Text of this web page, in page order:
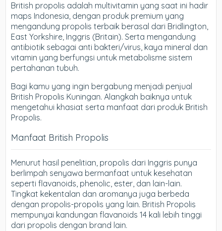
British propolis adalah multivitamin yang saat ini hadir
maps Indonesia, dengan produk premium yang
mengandung propolis terbaik berasal dari Bridlington,
East Yorkshire, Inggris (Britain). Serta mengandung
antibiotik sebagai anti bakteri/virus, kaya mineral dan
vitamin yang berfungsi untuk metabolisme sistem
pertahanan tubuh.
Bagi kamu yang ingin bergabung menjadi penjual
British Propolis Kuningan. Alangkah baiknya untuk
mengetahui khasiat serta manfaat dari produk British
Propolis.
Manfaat British Propolis
Menurut hasil penelitian, propolis dari Inggris punya
berlimpah senyawa bermanfaat untuk kesehatan
seperti flavanoids, phenolic, ester, dan lain-lain.
Tingkat kekentalan dan aromanya juga berbeda
dengan propolis-propolis yang lain. British Propolis
mempunyai kandungan flavanoids 14 kali lebih tinggi
dari propolis dengan brand lain.